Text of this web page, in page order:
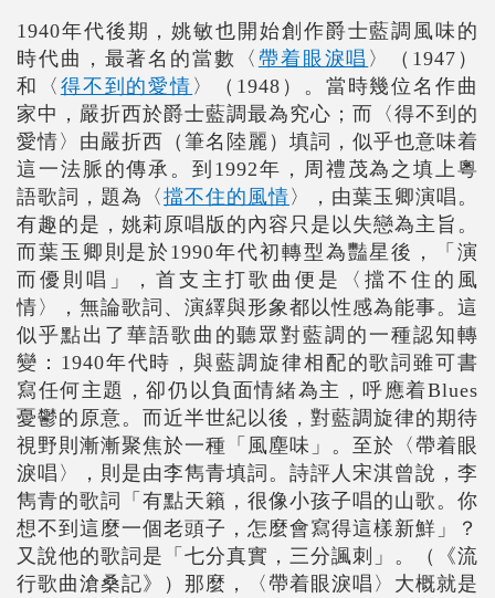
1940年代後期，姚敏也開始創作爵士藍調風味的
時代曲，最著名的當數〈 帶着眼淚唱 〉（1947）
和〈 得不到的愛情 〉（1948）。當時幾位名作曲
家中，嚴折西於爵士藍調最為究心；而〈得不到的
愛情〉由嚴折西（筆名陸麗）填詞，似乎也意味着
這一法脈的傳承。到1992年，周禮茂為之填上粵
語歌詞，題為〈擋不住的風情〉，由葉玉卿演唱。
有趣的是，姚莉原唱版的內容只是以失戀為主旨。
而葉玉卿則是於1990年代初轉型為豔星後，「演
而優則唱」，首支主打歌曲便是〈擋不住的風
情〉，無論歌詞、演繹與形象都以性感為能事。這
似乎點出了華語歌曲的聽眾對藍調的一種認知轉
變：1940年代時，與藍調旋律相配的歌詞雖可書
寫任何主題，卻仍以負面情緒為主，呼應着Blues
憂鬱的原意。而近半世紀以後，對藍調旋律的期待
視野則漸漸聚焦於一種「風塵味」。至於〈帶着眼
淚唱〉，則是由李雋青填詞。詩評人宋淇曾說，李
雋青的歌詞「有點天籟，很像小孩子唱的山歌。你
想不到這麼一個老頭子，怎麼會寫得這樣新鮮」？
又說他的歌詞是「七分真實，三分諷刺」。（《流
行歌曲滄桑記》）那麼，〈帶着眼淚唱〉大概就是